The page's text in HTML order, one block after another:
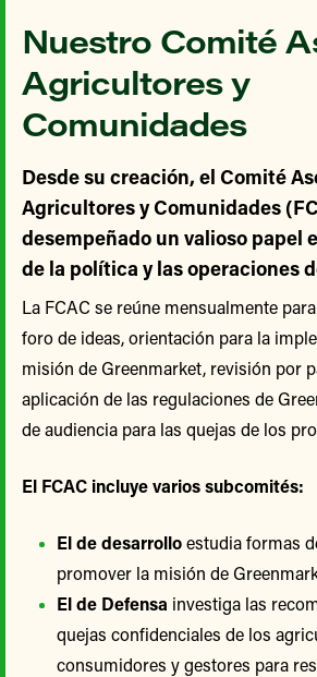
Nuestro Comité
Agricultores y
Comunidades
Desde su creación, el Comité
Agricultores y Comunidades
desempeñado un valioso papel
de la política y las operaciones
La FCAC se reúne mensualmente
foro de ideas, orientación para la
misión de Greenmarket, revisión por
aplicación de las regulaciones de
de audiencia para las quejas de los
El FCAC incluye varios subcomités:
El de desarrolloestudia formas
promover la misión de
El de Defensa investiga las
quejas confidenciales de los
consumidores y gestores para